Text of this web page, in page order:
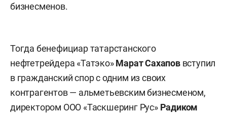
бизнесменов.
Тогда бенефициар татарстанского
нефтетрейдера «Татэко»Марат Сахапов вступил
в гражданский спор с одним из своих
контрагентов — альметьевским бизнесменом,
директором ООО «Таскшеринг Рус» Радиком